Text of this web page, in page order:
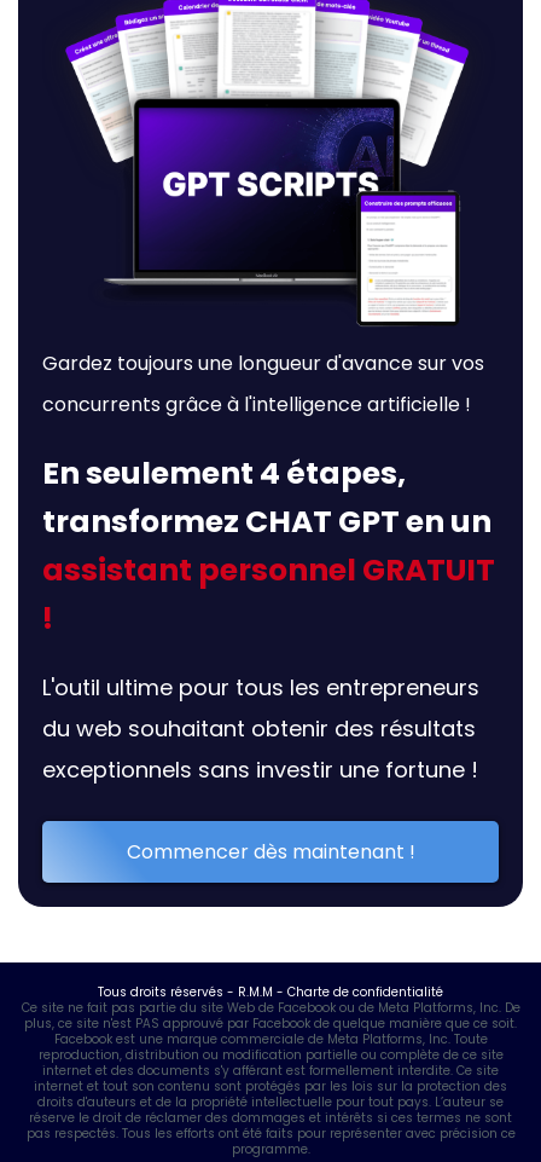
Gardez toujours une longueur d'avance sur vos
concurrents grâce à l'intelligence artificielle !
En seulement 4 étapes,
transformez CHAT GPT en un
assistant personnel GRATUIT
!
L'outil ultime pour tous les entrepreneurs
du web souhaitant obtenir des résultats
exceptionnels sans investir une fortune !
Commencer dès maintenant !
Tous droits réservés - R.M.M - Charte de confidentialité
Ce site ne fait pas partie du site Web de Facebook ou de Meta Platforms, Inc. De
plus, ce site n'est PAS approuvé par Facebook de quelque manière que ce soit.
Facebook est une marque commerciale de Meta Platforms, Inc. Toute
reproduction, distribution ou modification partielle ou complète de ce site
internet et des documents s'y afférant est formellement interdite. Ce site
internet et tout son contenu sont protégés par les lois sur la protection des
droits d'auteurs et de la propriété intellectuelle pour tout pays. L’auteur se
réserve le droit de réclamer des dommages et intérêts si ces termes ne sont
pas respectés. Tous les efforts ont été faits pour représenter avec précision ce
programme.